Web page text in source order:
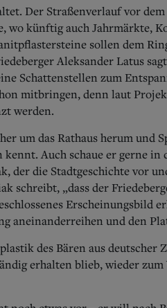
Der Straßenverlauf vor
wo künftig auch Jahrmärkte,
sollen dem
Aleksander Latus
Schattenstellen zum
mitbringen, denn laut
werden.
um das Rathaus herum und
Auch schaue er gerne in
der die Stadtgeschichte vor
schreibt, „dass der
Erscheinungsbild
aneinanderreihen und den
des Bären aus deutscher
erhalten blieb, wieder zum